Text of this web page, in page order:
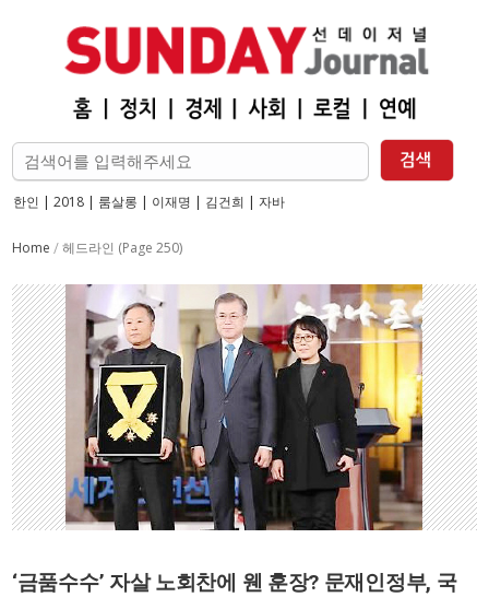
한인 | 2018| 룸살롱 | 이재명 | 김건희 | 자바
Home /헤드라인 (Page 250)
‘금품수수’ 자살 노회찬에 웬 훈장? 문재인정부, 국